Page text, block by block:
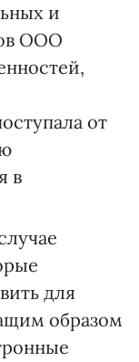
и
ООО
от
в
для
образом